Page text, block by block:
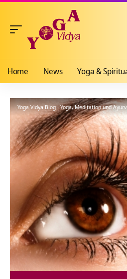
Home News Yoga &
Yoga Vidya Blog - Yoga, Meditation und